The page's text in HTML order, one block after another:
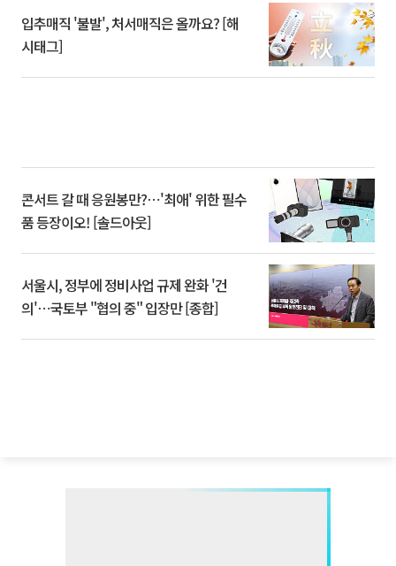
입추매직 '불발', 처서매직은 올까요? [해
시태그]
콘서트 갈 때 응원봉만?⋯'최애' 위한 필수
품 등장이오! [솔드아웃]
서울시, 정부에 정비사업 규제 완화 '건
의'⋯국토부 "협의 중" 입장만 [종합]